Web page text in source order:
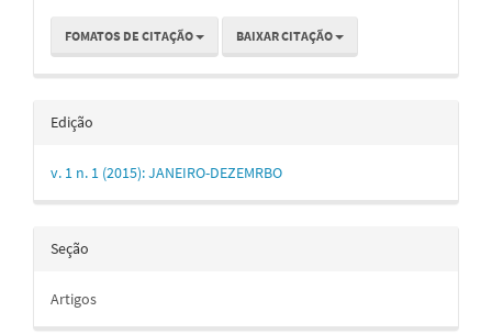
FOMATOS DE CITAÇÃO BAIXAR CITAÇÃO
Edição
v. 1 n. 1 (2015): JANEIRO-DEZEMRBO
Seção
Artigos